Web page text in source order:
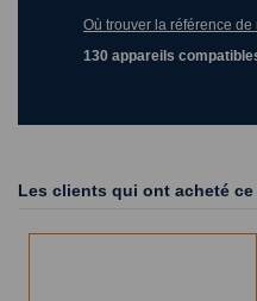
Où trouver la référence
130 appareils
Les clients qui ont acheté